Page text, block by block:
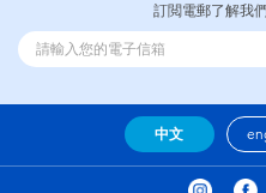
訂閲電郵了解我
中文